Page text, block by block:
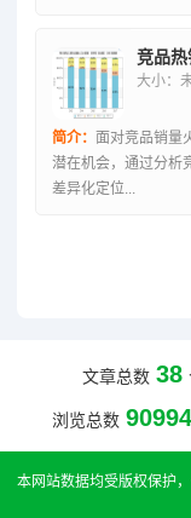
大小：
简介： 面对竞品销量
潜在机会，通过分析
差异化定位...
文章总数 38
浏览总数
本网站数据均受版权保护